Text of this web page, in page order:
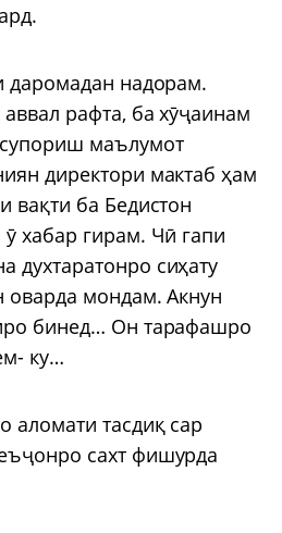
даромадан надорам.
рафта, ба хӯҷаинам
маълумот
директори мактаб ҳам
вақти ба Бедистон
хабар гирам. Чӣ гапи
духтаратонро сиҳату
оварда мондам. Акнун
бинед… Он тарафашро
ку…
аломати тасдиқ сар
сахт фишурда